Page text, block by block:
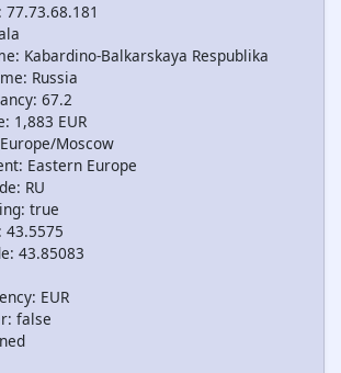
Kabardino-Balkarskaya Respublika
Russia
67.2
1,883 EUR
Moscow
Eastern Europe
RU
true
43.85083
EUR
false